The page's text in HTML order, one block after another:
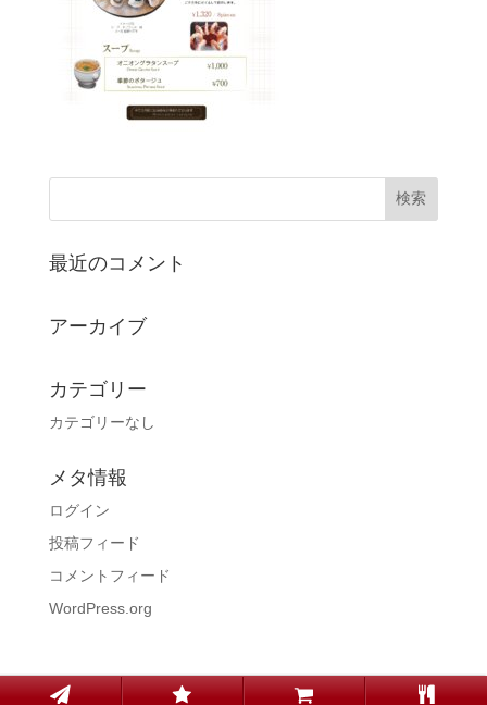
最近のコメント
アーカイブ
カテゴリー
カテゴリーなし
メタ情報
ログイン
投稿フィード
コメントフィード
WordPress.org